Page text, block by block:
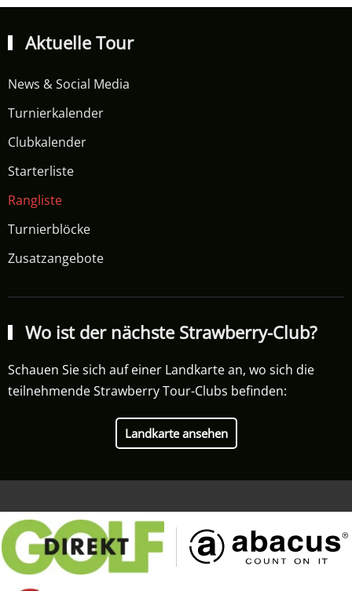
Aktuelle Tour
News & Social Media
Turnierkalender
Clubkalender
Starterliste
Rangliste
Turnierblöcke
Zusatzangebote
Wo ist der nächste Strawberry-Club?
Schauen Sie sich auf einer Landkarte an, wo sich die
teilnehmende Strawberry Tour-Clubs befinden:
Landkarte ansehen